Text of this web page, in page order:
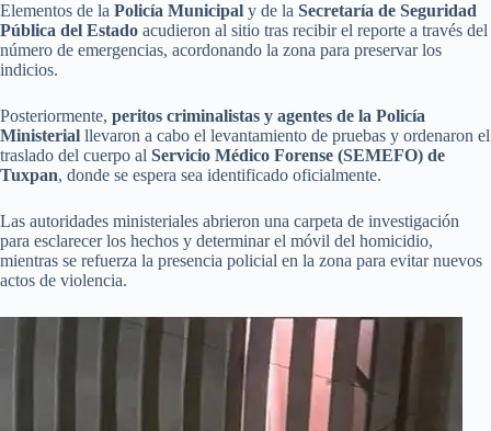
Elementos de la Policía Municipal y de la Secretaría de Seguridad
Pública del Estado acudieron al sitio tras recibir el reporte a través del
número de emergencias, acordonando la zona para preservar los
indicios.
Posteriormente, peritos criminalistas y agentes de la Policía
Ministerial llevaron a cabo el levantamiento de pruebas y ordenaron el
traslado del cuerpo al Servicio Médico Forense (SEMEFO) de
Tuxpan, donde se espera sea identificado oficialmente.
Las autoridades ministeriales abrieron una carpeta de investigación
para esclarecer los hechos y determinar el móvil del homicidio,
mientras se refuerza la presencia policial en la zona para evitar nuevos
actos de violencia.